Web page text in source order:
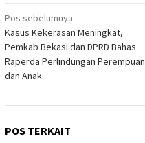
Navigasi
pos
Pos sebelumnya
Kasus Kekerasan Meningkat,
Pemkab Bekasi dan DPRD Bahas
Raperda Perlindungan Perempuan
dan Anak
POS TERKAIT